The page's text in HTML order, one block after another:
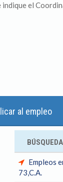
indique el
al empleo
Empleos
73,C.A.